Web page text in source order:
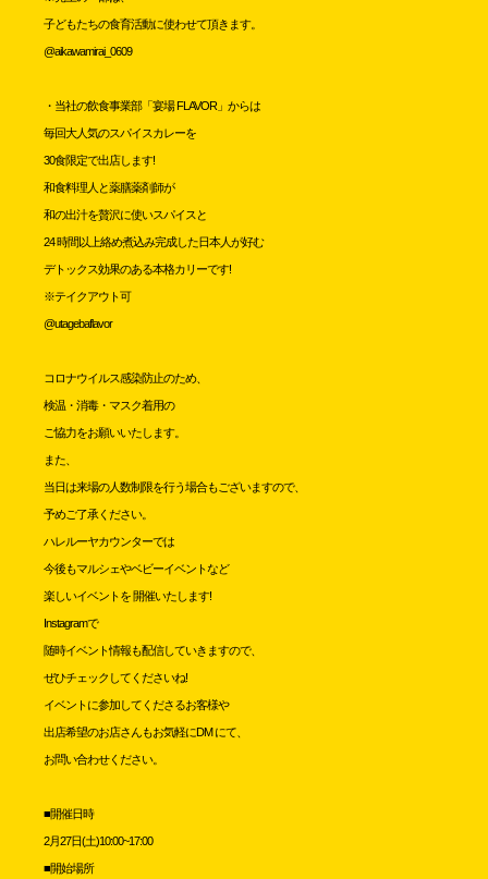
子どもたちの食育活動に使わせて頂きます。
@aikawamirai_0609
・当社の飲食事業部「宴場 FLAVOR」からは
毎回大人気のスパイスカレーを
30食限定で出店します!
和食料理人と薬膳薬剤師が
和の出汁を贅沢に使いスパイスと
24 時間以上絡め煮込み完成した日本人が好む
デトックス効果のある本格カリーです!
※テイクアウト可
@utagebaflavor
コロナウイルス感染防止のため、
検温・消毒・マスク着用の
ご協力をお願いいたします。
また、
当日は来場の人数制限を行う場合もございますので、
予めご了承ください。
ハレルーヤカウンターでは
今後もマルシェやベビーイベントなど
楽しいイベントを 開催いたします!
Instagramで
随時イベント情報も配信していきますので、
ぜひチェックしてくださいね!
イベントに参加してくださるお客様や
出店希望のお店さんもお気軽にDM にて、
お問い合わせください。
■開催日時
2月27日(土)10:00~17:00
■開始場所